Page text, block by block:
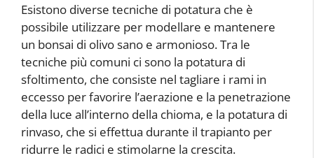
Esistono diverse tecniche di potatura che è
possibile utilizzare per modellare e mantenere
un bonsai di olivo sano e armonioso. Tra le
tecniche più comuni ci sono la potatura di
sfoltimento, che consiste nel tagliare i rami in
eccesso per favorire l’aerazione e la penetrazione
della luce all’interno della chioma, e la potatura di
rinvaso, che si effettua durante il trapianto per
ridurre le radici e stimolarne la crescita.